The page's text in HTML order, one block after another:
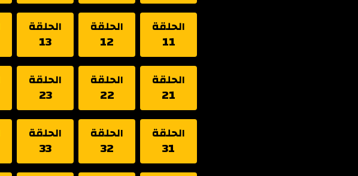
الحلقة
11
الحلقة
12
الحلقة
13
الحلقة
21
الحلقة
22
الحلقة
23
الحلقة
31
الحلقة
32
الحلقة
33